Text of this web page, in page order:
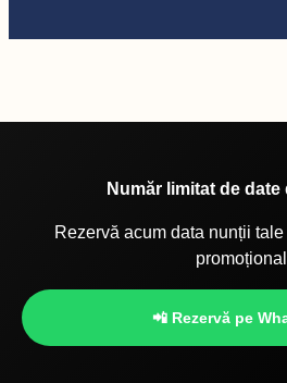
Număr limitat de
Rezervă acum data nunții
📲 Rezervă pe